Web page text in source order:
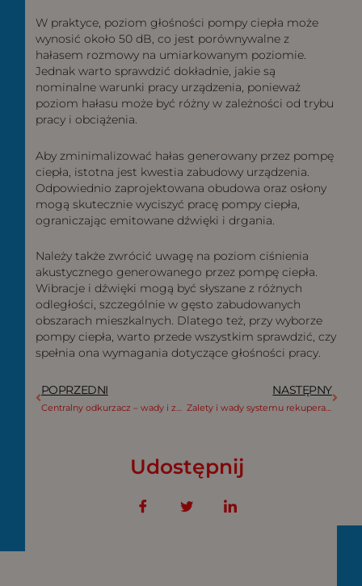
W praktyce, poziom głośności pompy ciepła może
wynosić około 50 dB, co jest porównywalne z
hałasem rozmowy na umiarkowanym poziomie.
Jednak warto sprawdzić dokładnie, jakie są
nominalne warunki pracy urządzenia, ponieważ
poziom hałasu może być różny w zależności od trybu
pracy i obciążenia.
Aby zminimalizować hałas generowany przez pompę
ciepła, istotna jest kwestia zabudowy urządzenia.
Odpowiednio zaprojektowana obudowa oraz osłony
mogą skutecznie wyciszyć pracę pompy ciepła,
ograniczając emitowane dźwięki i drgania.
Należy także zwrócić uwagę na poziom ciśnienia
akustycznego generowanego przez pompę ciepła.
Wibracje i dźwięki mogą być słyszane z różnych
odległości, szczególnie w gęsto zabudowanych
obszarach mieszkalnych. Dlatego też, przy wyborze
pompy ciepła, warto przede wszystkim sprawdzić, czy
spełnia ona wymagania dotyczące głośności pracy.
Prev
POPRZEDNI NASTĘPNY
Zalety i wady systemu rekuperacji
Udostępnij